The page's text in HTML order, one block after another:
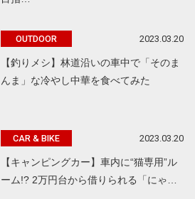
OUTDOOR 2023.03.20
【釣りメシ】林道沿いの車中で「そのま
んま」な冷やし中華を食べてみた
CAR & BIKE 2023.03.20
【キャンピングカー】車内に“猫専用”ル
ーム!? 2万円台から借りられる「にゃ…